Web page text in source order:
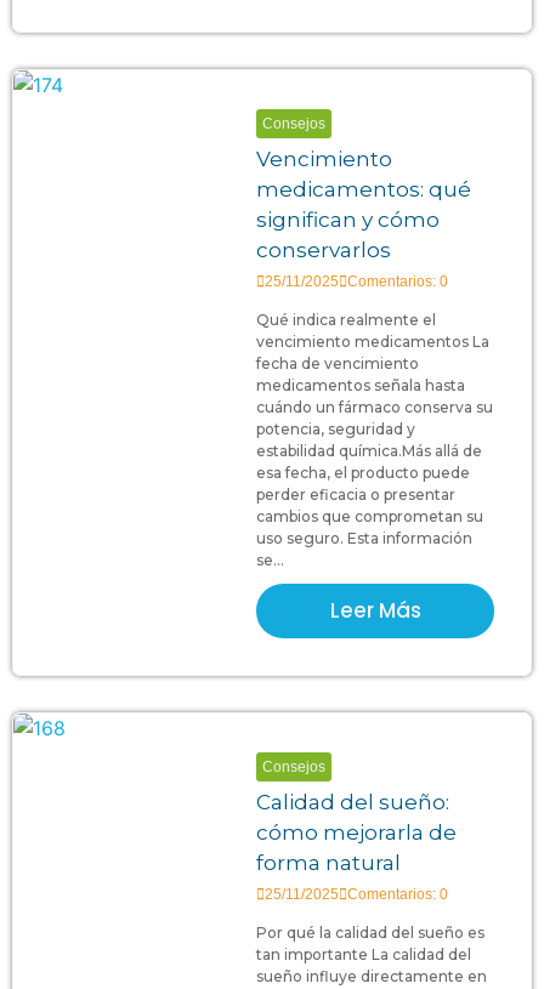
Consejos
Vencimiento
medicamentos: qué
significan y cómo
conservarlos
25/11/2025 Comentarios: 0
Qué indica realmente el
vencimiento medicamentos La
fecha de vencimiento
medicamentos señala hasta
cuándo un fármaco conserva su
potencia, seguridad y
estabilidad química.Más allá de
esa fecha, el producto puede
perder eficacia o presentar
cambios que comprometan su
uso seguro. Esta información
se...
Leer Más
Consejos
Calidad del sueño:
cómo mejorarla de
forma natural
25/11/2025 Comentarios: 0
Por qué la calidad del sueño es
tan importante La calidad del
sueño influye directamente en